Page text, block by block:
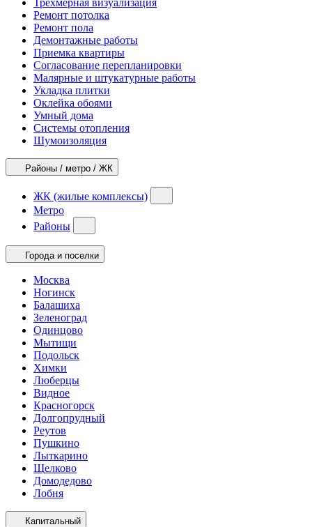
Трехмерная визуализация
Ремонт потолка
Ремонт пола
Демонтажные работы
Приемка квартиры
Согласование перепланировки
Малярные и штукатурные работы
Укладка плитки
Оклейка обоями
Умный дома
Системы отопления
Шумоизоляция
Районы / метро / ЖК
ЖК (жилые комплексы)
Метро
Районы
Города и поселки
Москва
Ногинск
Балашиха
Зеленоград
Одинцово
Мытищи
Подольск
Химки
Люберцы
Видное
Красногорск
Долгопрудный
Реутов
Пушкино
Лыткарино
Щелково
Домодедово
Лобня
Капитальный